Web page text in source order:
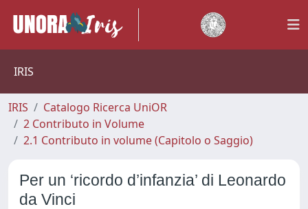
IRIS
IRIS
Catalogo Ricerca UniOR
2 Contributo in Volume
2.1 Contributo in volume (Capitolo o Saggio)
Per un ‘ricordo d’infanzia’ di Leonardo
da Vinci